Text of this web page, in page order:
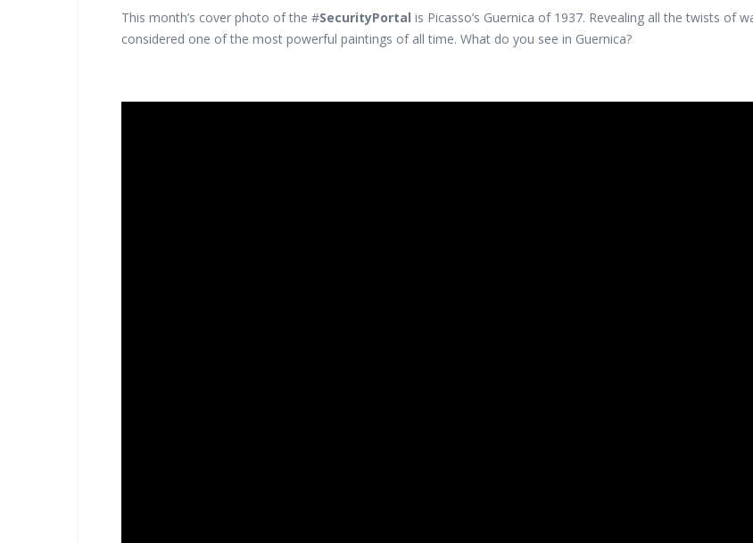
This month’s cover photo of the #SecurityPortal is Picasso’s Guernica of 1937. Revealing all the twists of
considered one of the most powerful paintings of all time. What do you see in Guernica?